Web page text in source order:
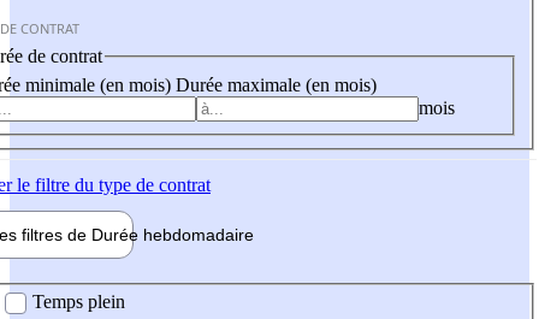
CONTRAT
de contrat
minimale (en mois) Durée maximale (en mois)
mois
le filtre du type de contrat
filtres de Durée hebdomadaire
Temps plein